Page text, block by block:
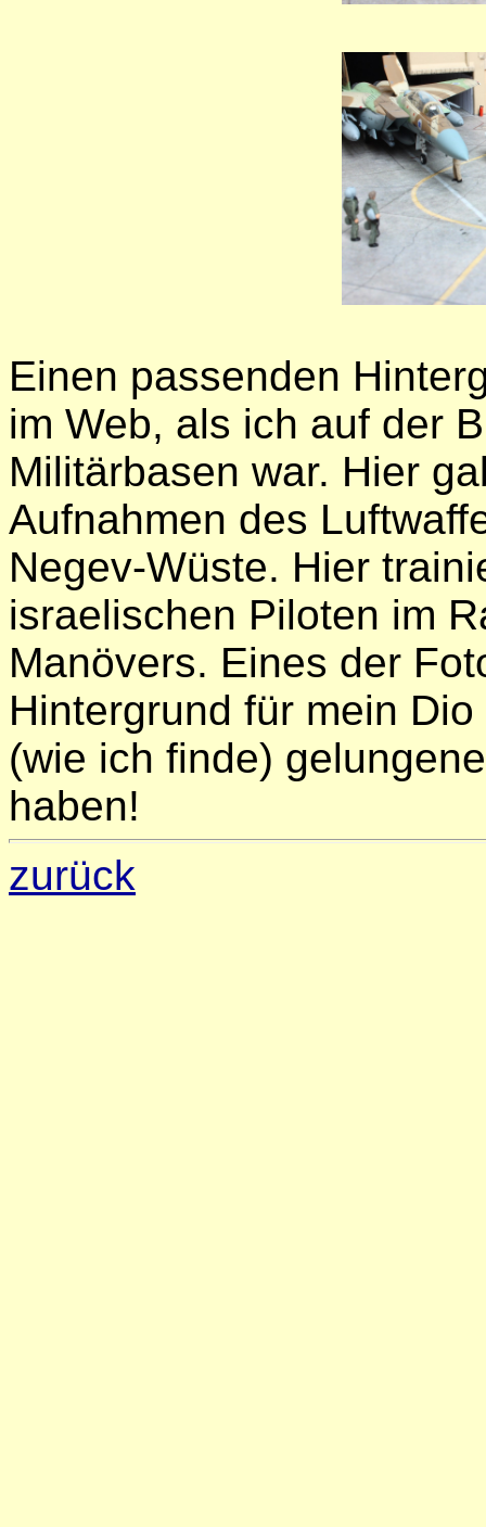
Einen passenden
im Web, als ich auf der
Militärbasen war. Hier
Aufnahmen des
Negev-Wüste. Hier
israelischen Piloten im
Manövers. Eines der
Hintergrund für mein
(wie ich finde)
haben!
zurück